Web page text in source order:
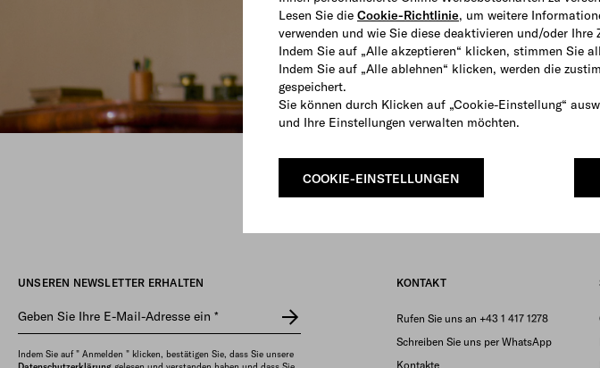
Lesen Sie die Cookie-Richtlinie, um weitere
verwenden und wie Sie diese deaktivieren und/oder Ihre
Indem Sie auf „Alle akzeptieren“ klicken, stimmen Sie
Indem Sie auf „Alle ablehnen“ klicken, werden die
gespeichert.
Sie können durch Klicken auf „Cookie-Einstellung“
und Ihre Einstellungen verwalten möchten.
COOKIE-EINSTELLUNGEN
UNSEREN NEWSLETTER ERHALTEN
Geben Sie Ihre E-Mail-Adresse ein *
Indem Sie auf " Anmelden " klicken, bestätigen Sie, dass Sie unsere
KONTAKT
Rufen Sie uns an +43 1 417 1278
Schreiben Sie uns per WhatsApp
Kontakte